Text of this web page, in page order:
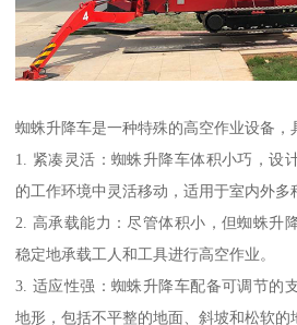
蜘蛛升降车是一种特殊的高空作业设备，
1. 紧凑灵活：蜘蛛升降车体积小巧，设
的工作环境中灵活移动，适用于室内外多
2. 高承载能力：尽管体积小，但蜘蛛升
稳定地承载工人和工具进行高空作业。
3. 适应性强：蜘蛛升降车配备可调节的
地形，包括不平整的地面、斜坡和松软的